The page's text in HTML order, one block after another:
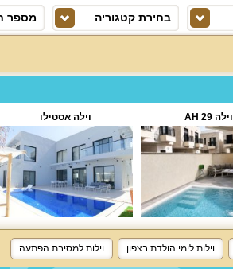
בחירת קטגוריה מספר
וילה 29 AH וילה אסטילו
וילות לימי הולדת בצפון וילות למסיבת הפתעה